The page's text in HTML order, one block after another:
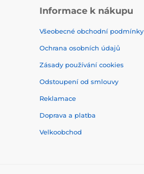
Informace k nákupu
Všeobecné obchodní podmínky
Ochrana osobních údajů
Zásady používání cookies
Odstoupení od smlouvy
Reklamace
Doprava a platba
Velkoobchod